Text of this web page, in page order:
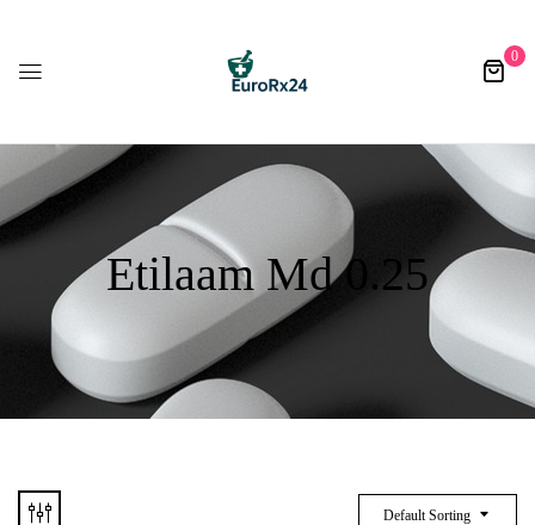
0
Etilaam Md 0.25​
Default Sorting